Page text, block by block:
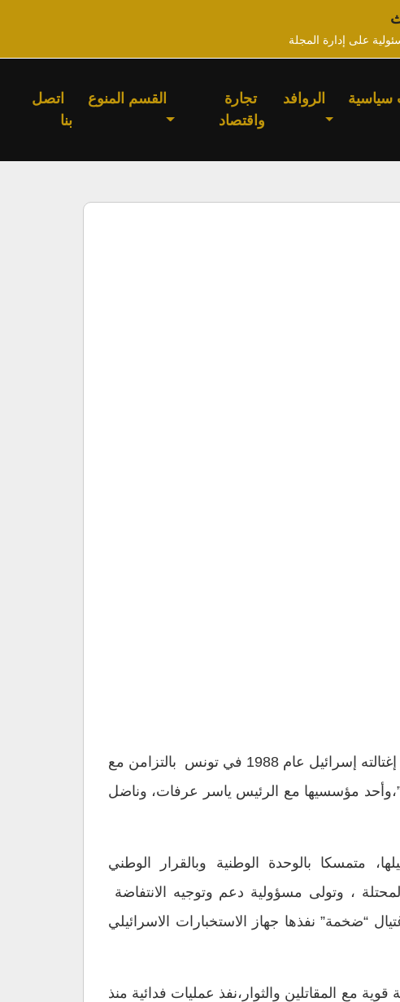
على إدارة المجلة
سياسية الروافد
تجارة
واقتصاد
القسم المنوع
اتصل
بنا
خليل الوزير”أبو جهاد”،سياسي فلسطيني مرموق وواحد من أهم قيادات حركة “فتح”وجناحها المسلح، إغتالته إسرائيل عام 1988 في تونس بالتزامن مع
مؤسسيها مع الرئيس ياسر عرفات، وناضل
متمسكا بالوحدة الوطنية وبالقرار الوطني
، وتولى مسؤولية دعم وتوجيه الانتفاضة
لحظة استشهاده في عملية اغتيال “ضخمة” نفذها جهاز الاستخبارات الاسرائيلي
مع المقاتلين والثوار،نفذ عمليات فدائية منذ